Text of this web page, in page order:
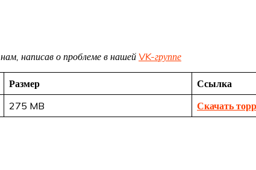
написав о проблеме в нашей VK-группе
Размер
Ссылка
275 MB Скачать